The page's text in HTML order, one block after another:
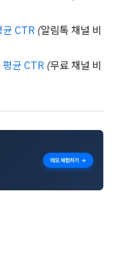
CTR (알림톡 채널 비
균 CTR (무료 채널 비